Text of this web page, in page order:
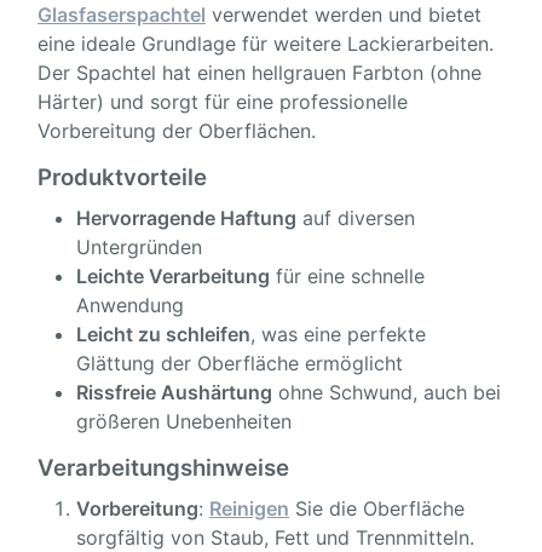
Glasfaserspachtel verwendet werden und bietet
eine ideale Grundlage für weitere Lackierarbeiten.
Der Spachtel hat einen hellgrauen Farbton (ohne
Härter) und sorgt für eine professionelle
Vorbereitung der Oberflächen.
Produktvorteile
Hervorragende Haftung auf diversen
Untergründen
Leichte Verarbeitung für eine schnelle
Anwendung
Leicht zu schleifen, was eine perfekte
Glättung der Oberfläche ermöglicht
Rissfreie Aushärtung ohne Schwund, auch bei
größeren Unebenheiten
Verarbeitungshinweise
Vorbereitung: Reinigen Sie die Oberfläche
sorgfältig von Staub, Fett und Trennmitteln.